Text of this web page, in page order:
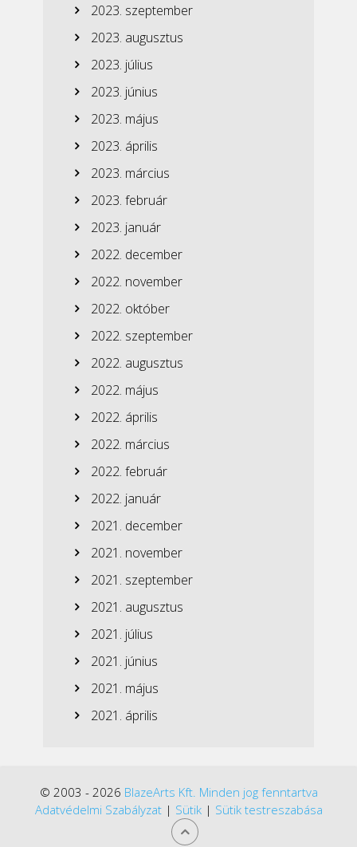
2023. szeptember
2023. augusztus
2023. július
2023. június
2023. május
2023. április
2023. március
2023. február
2023. január
2022. december
2022. november
2022. október
2022. szeptember
2022. augusztus
2022. május
2022. április
2022. március
2022. február
2022. január
2021. december
2021. november
2021. szeptember
2021. augusztus
2021. július
2021. június
2021. május
2021. április
© 2003 - 2026 BlazeArts Kft. Minden jog fenntartva
Adatvédelmi Szabályzat| Sütik| Sütik testreszabása